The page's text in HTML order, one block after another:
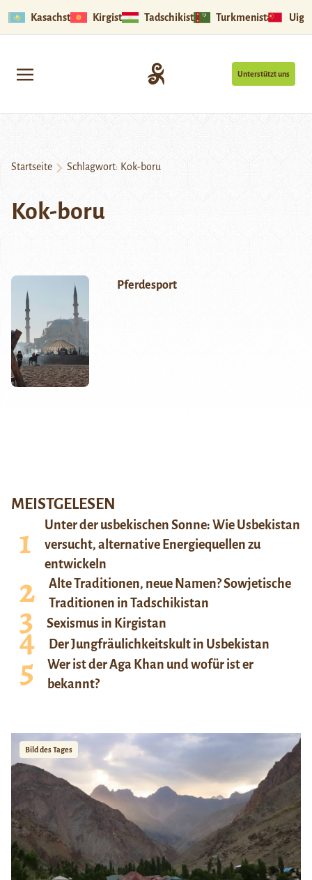
Kasachstan Kirgistan Tadschikistan Turkmenistan
Unterstützt uns
Startseite Schlagwort: Kok-boru
Kok-boru
Pferdesport
MEISTGELESEN
Unter der usbekischen Sonne: Wie Usbekistan
versucht, alternative Energiequellen zu
entwickeln
Alte Traditionen, neue Namen? Sowjetische
Traditionen in Tadschikistan
Sexismus in Kirgistan
Der Jungfräulichkeitskult in Usbekistan
Wer ist der Aga Khan und wofür ist er
bekannt?
Bild des Tages